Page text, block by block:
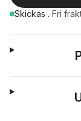
Skickas . Fri